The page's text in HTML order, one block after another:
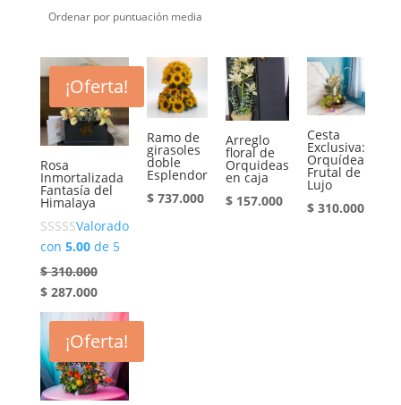
¡Oferta!
Rosa
Inmortalizada
Fantasía del
Himalaya
Valorado
con 5.00de 5
$310.000
El
original
era:
$ 310.000.
$287.000El
actual
es:
$ 287.000.
Ramo de
girasoles
doble
Esplendor
$737.000
Arreglo
floral de
Orquideas
en caja
$157.000
Cesta
Exclusiva:
Orquídea
Frutal de
Lujo
$310.000
¡Oferta!